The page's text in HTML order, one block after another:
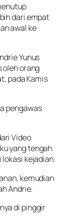
dari empat
awal ke
Yunus
oleh orang
pada Kamis
pengawas
Video
yang tengah
kejadian.
kemudian
Andrie.
di pinggir